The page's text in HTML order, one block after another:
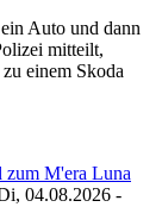
Auto und dann
mitteilt,
einem Skoda
zum M'era Luna
04.08.2026 -